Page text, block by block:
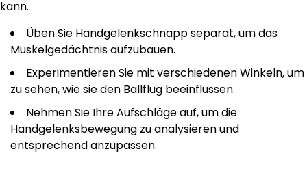
kann.
Üben Sie Handgelenkschnapp separat, um das
Muskelgedächtnis aufzubauen.
Experimentieren Sie mit verschiedenen Winkeln, um
zu sehen, wie sie den Ballflug beeinflussen.
Nehmen Sie Ihre Aufschläge auf, um die
Handgelenksbewegung zu analysieren und
entsprechend anzupassen.